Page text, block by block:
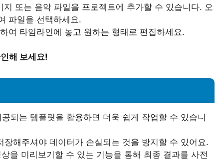
지 또는 음악 파일을 프로젝트에 추가할 수 있습니다. 오
파일을 선택하세요.
여 타임라인에 놓고 원하는 형태로 편집하세요.
해 보세요!
되는 템플릿을 활용하면 더욱 쉽게 작업할 수 있습니
장해주셔야 데이터가 손실되는 것을 방지할 수 있어요.
을 미리보기할 수 있는 기능을 통해 최종 결과를 사전